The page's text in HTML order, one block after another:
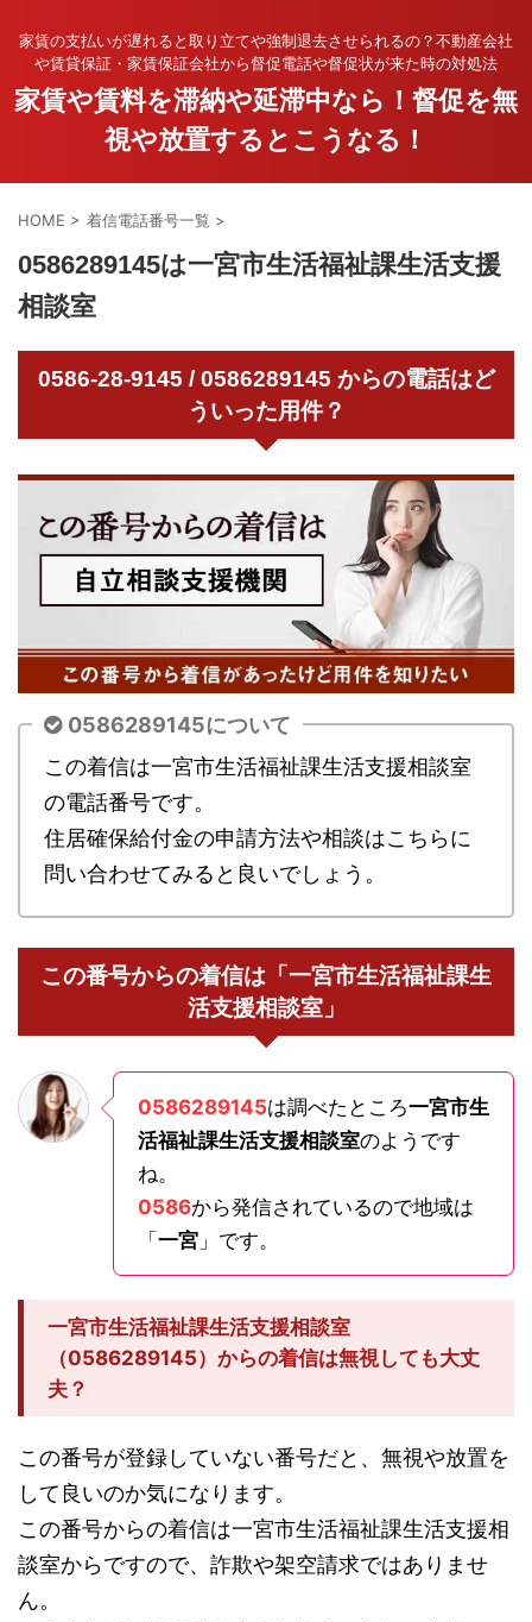
家賃の支払いが遅れると取り立てや強制退去させられるの？不動産会社
や賃貸保証・家賃保証会社から督促電話や督促状が来た時の対処法
家賃や賃料を滞納や延滞中なら！督促を無
視や放置するとこうなる！
HOME > 着信電話番号一覧 >
0586289145は一宮市生活福祉課生活支援
相談室
0586-28-9145 / 0586289145 からの電話はど
ういった用件？
0586289145について
この着信は一宮市生活福祉課生活支援相談室
の電話番号です。
住居確保給付金の申請方法や相談はこちらに
問い合わせてみると良いでしょう。
この番号からの着信は「一宮市生活福祉課生
活支援相談室」
0586289145は調べたところ一宮市生
活福祉課生活支援相談室のようです
ね。
0586から発信されているので地域は
「 一宮 」です。
一宮市生活福祉課生活支援相談室
（0586289145）からの着信は無視しても大丈
夫？
この番号が登録していない番号だと、無視や放置を
して良いのか気になります。
この番号からの着信は一宮市生活福祉課生活支援相
談室からですので、詐欺や架空請求ではありませ
ん。